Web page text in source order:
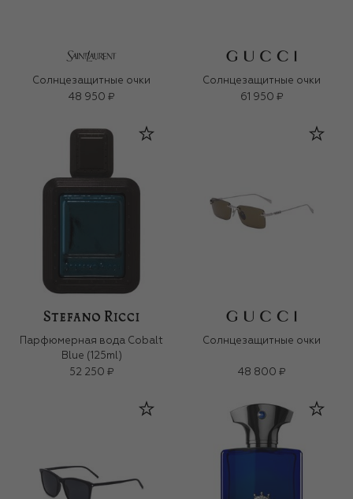
Солнцезащитные очки
48 950 ₽
Солнцезащитные очки
61 950 ₽
Парфюмерная вода Cobalt
Blue (125ml)
52 250 ₽
Солнцезащитные очки
48 800 ₽